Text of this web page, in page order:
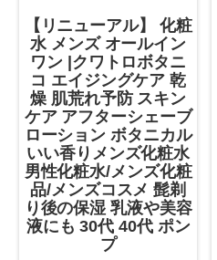
【リニューアル】 化粧
水 メンズ オールイン
ワン |クワトロボタニ
コ エイジングケア 乾
燥 肌荒れ予防 スキン
ケア アフターシェーブ
ローション ボタニカル
いい香りメンズ化粧水
男性化粧水/メンズ化粧
品/メンズコスメ 髭剃
り後の保湿 乳液や美容
液にも 30代 40代 ポン
プ